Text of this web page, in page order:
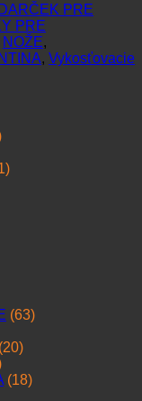
DARČEK PRE
PRE
NOŽE,
, Vykosťovacie
(63)
(20)
(18)